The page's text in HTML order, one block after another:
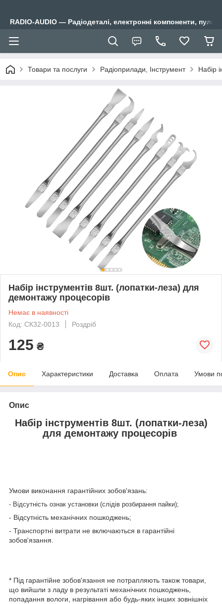
RADIO-AUDIO — Радіодеталі, електронні компоненти,
Товари та послуги Радіоприлади, Інструмент Набір
Набір інструментів 8шт. (лопатки-леза) для
демонтажу процесорів
Немає в наявності
Код: СК32-0013
Роздріб
125 ₴
Опис Характеристики Доставка Оплата Умови
Опис
Набір інструментів 8шт. (лопатки-леза)
для демонтажу процесорів
Умови виконання гарантійних зобов'язань:
- Відсутність ознак установки (слідів розбирання пайки);
- Відсутність механічних пошкоджень;
- Транспортні витрати не включаються в гарантійні
зобов'язання.
* Під гарантійне зобов'язання не потрапляють також товари,
що вийшли з ладу в результаті механічних пошкоджень,
попадання вологи, нагрівання або будь-яких інших зовнішніх